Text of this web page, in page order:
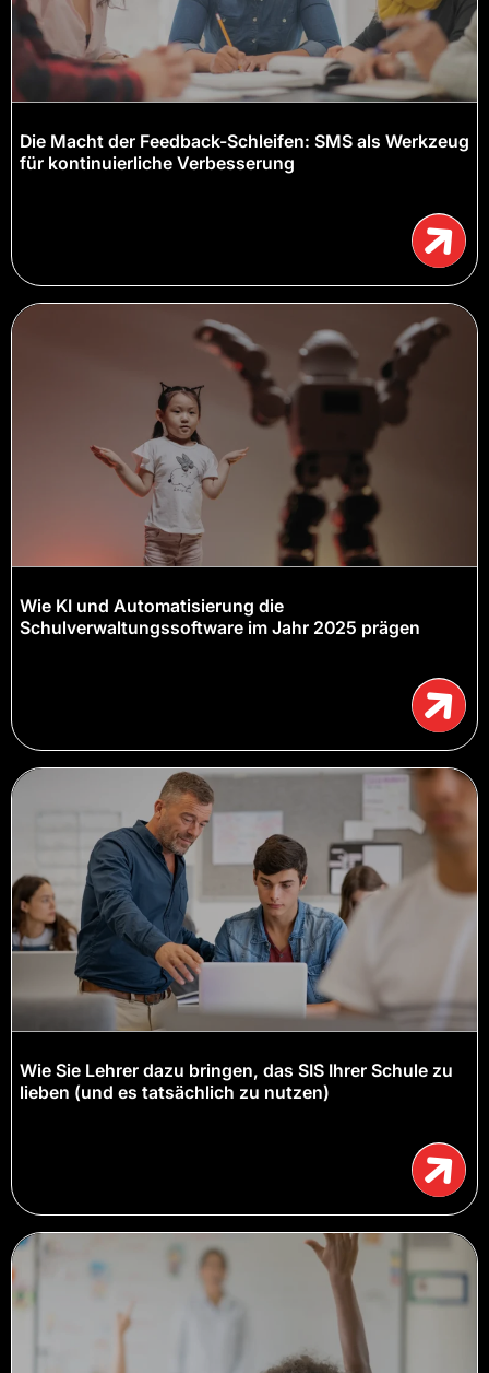
Die Macht der Feedback-Schleifen: SMS als Werkzeug
für kontinuierliche Verbesserung
Wie KI und Automatisierung die
Schulverwaltungssoftware im Jahr 2025 prägen
Wie Sie Lehrer dazu bringen, das SIS Ihrer Schule zu
lieben (und es tatsächlich zu nutzen)